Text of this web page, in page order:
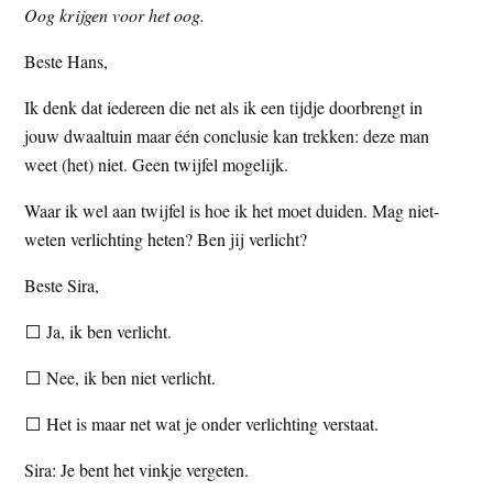
i
t
e
z
e
i
t
e
Oog krijgen voor het oog.
Beste Hans,
Ik denk dat iedereen die net als ik een tijdje doorbrengt in
jouw dwaaltuin maar één conclusie kan trekken: deze man
weet (het) niet. Geen twijfel mogelijk.
Waar ik wel aan twijfel is hoe ik het moet duiden. Mag niet-
weten verlichting heten? Ben jij verlicht?
Beste Sira,
⬜ Ja, ik ben verlicht.
⬜ Nee, ik ben niet verlicht.
⬜ Het is maar net wat je onder verlichting verstaat.
Sira: Je bent het vinkje vergeten.